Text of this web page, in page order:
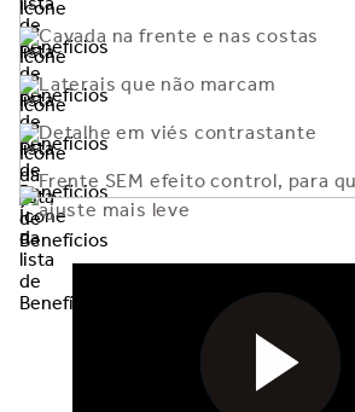
Cavada na frente e nas costas
Laterais que não marcam
Detalhe em viés contrastante
Frente SEM efeito control, para
ajuste mais leve